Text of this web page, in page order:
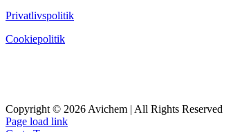
Privatlivspolitik
Cookiepolitik
Copyright © 2026 Avichem | All Rights Reserved
Page load link